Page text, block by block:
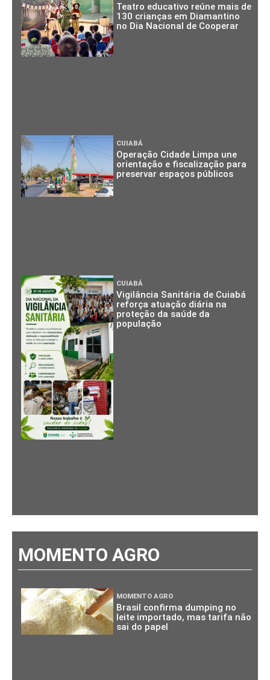
Teatro educativo reúne mais de
130 crianças em Diamantino
no Dia Nacional de Cooperar
CUIABÁ
Operação Cidade Limpa une
orientação e fiscalização para
preservar espaços públicos
CUIABÁ
Vigilância Sanitária de Cuiabá
reforça atuação diária na
proteção da saúde da
população
MOMENTO AGRO
MOMENTO AGRO
Brasil confirma dumping no
leite importado, mas tarifa não
sai do papel